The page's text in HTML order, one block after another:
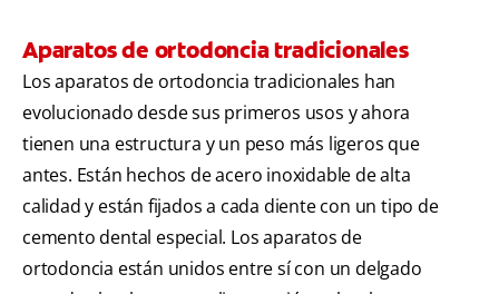
Aparatos de ortodoncia tradicionales
Los aparatos de ortodoncia tradicionales han
evolucionado desde sus primeros usos y ahora
tienen una estructura y un peso más ligeros que
antes. Están hechos de acero inoxidable de alta
calidad y están fijados a cada diente con un tipo de
cemento dental especial. Los aparatos de
ortodoncia están unidos entre sí con un delgado